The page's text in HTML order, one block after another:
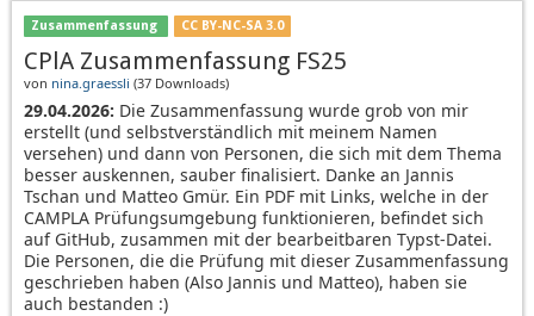
Zusammenfassung CC BY-NC-SA 3.0
CPlA Zusammenfassung FS25
von nina.graessli (37 Downloads)
29.04.2026: Die Zusammenfassung wurde grob von mir
erstellt (und selbstverständlich mit meinem Namen
versehen) und dann von Personen, die sich mit dem Thema
besser auskennen, sauber finalisiert. Danke an Jannis
Tschan und Matteo Gmür. Ein PDF mit Links, welche in der
CAMPLA Prüfungsumgebung funktionieren, befindet sich
auf GitHub, zusammen mit der bearbeitbaren Typst-Datei.
Die Personen, die die Prüfung mit dieser Zusammenfassung
geschrieben haben (Also Jannis und Matteo), haben sie
auch bestanden :)